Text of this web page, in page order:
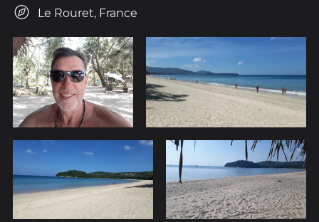
Le Rouret, France